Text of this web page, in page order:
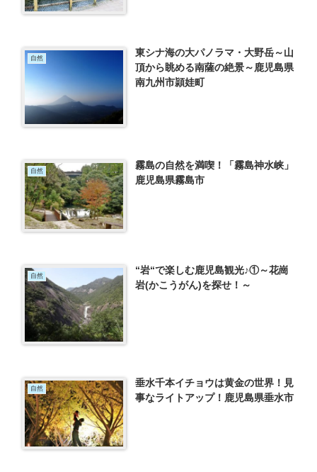
自然
東シナ海の大パノラマ・大野岳～山
頂から眺める南薩の絶景～鹿児島県
南九州市頴娃町
自然
霧島の自然を満喫！「霧島神水峡」
鹿児島県霧島市
自然
“岩“で楽しむ鹿児島観光♪①～花崗
岩(かこうがん)を探せ！～
自然
垂水千本イチョウは黄金の世界！見
事なライトアップ！鹿児島県垂水市